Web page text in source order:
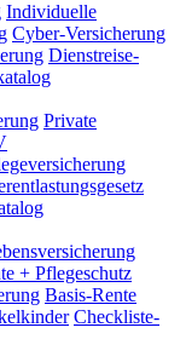
Individuelle
Cyber-Versicherung
Dienstreise-
Private
+ Pflegeschutz
Basis-Rente
Checkliste-